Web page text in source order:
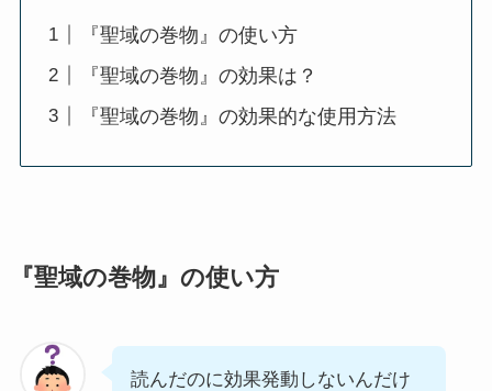
『聖域の巻物』の使い方
『聖域の巻物』の効果は？
『聖域の巻物』の効果的な使用方法
『聖域の巻物』の使い方
読んだのに効果発動しないんだけ